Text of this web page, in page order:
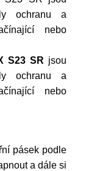
ochranu a
nebo
S23 SR jsou
ochranu a
nebo
pásek podle
a dále si